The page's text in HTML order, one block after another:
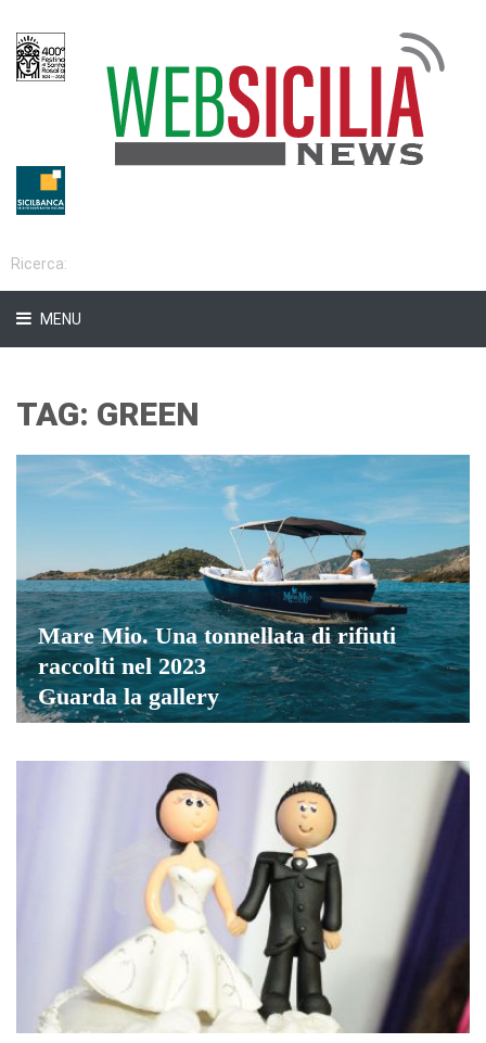
MENU
TAG: GREEN
Mare Mio. Una tonnellata di rifiuti
raccolti nel 2023
Guarda la gallery